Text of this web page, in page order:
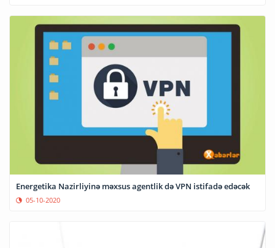
Energetika Nazirliyinə məxsus agentlik də VPN istifadə edəcək
05-10-2020